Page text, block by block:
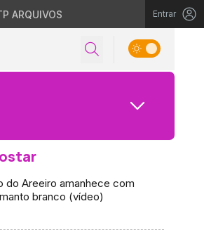
ARQUIVOS Entrar
do Areeiro amanhece com
branco (vídeo)